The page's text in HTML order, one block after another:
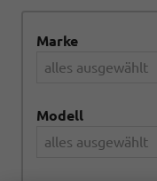
Marke
alles ausgewählt
Modell
alles ausgewählt